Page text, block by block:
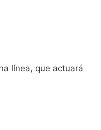
línea, que actuará